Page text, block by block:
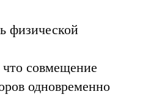
физической
совмещение
одновременно